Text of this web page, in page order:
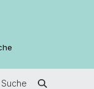
Suche